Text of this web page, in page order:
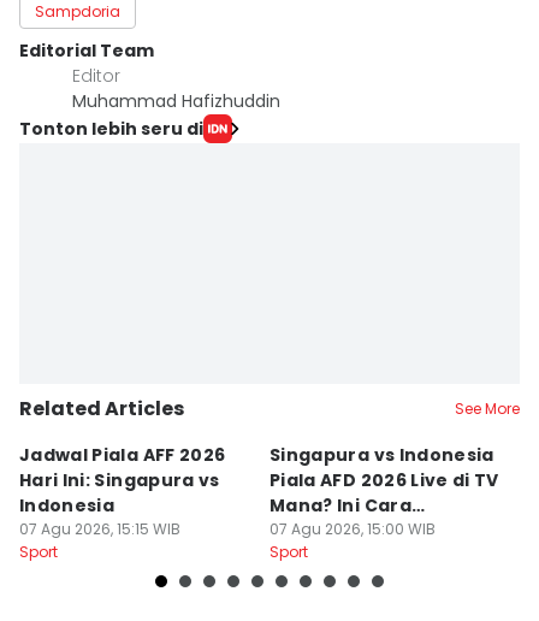
Sampdoria
Editorial Team
Editor
Muhammad Hafizhuddin
Tonton lebih seru di
Related Articles See More
Jadwal Piala AFF 2026
Hari Ini: Singapura vs
Indonesia
07 Agu 2026, 15:15 WIB
Sport
Singapura vs Indonesia
Piala AFD 2026 Live di TV
Mana? Ini Cara
Nontonnya
07 Agu 2026, 15:00 WIB
Sport